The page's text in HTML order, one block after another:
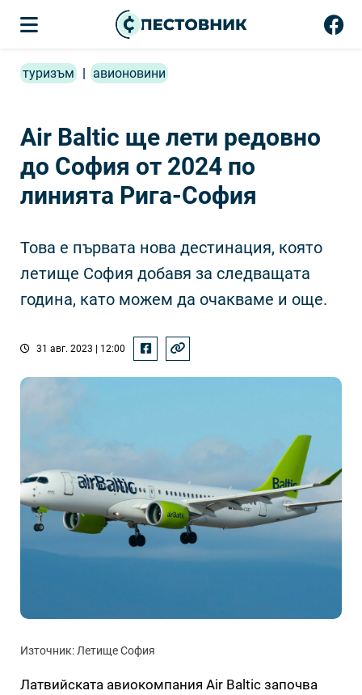
туризъм | авионовини
Air Baltic ще лети редовно
до София от 2024 по
линията Рига-София
Това е първата нова дестинация, която
летище София добавя за следващата
година, като можем да очакваме и още.
31 авг. 2023 | 12:00
Източник: Летище София
Латвийската авиокомпания Air Baltic започва